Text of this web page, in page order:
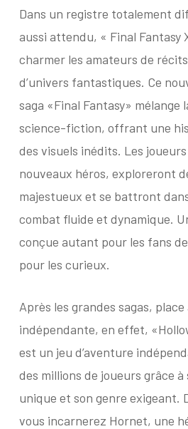
Dans un registre totalement
aussi attendu, « Final Fantasy
charmer les amateurs de
d’univers fantastiques. Ce
saga «Final Fantasy» mélange
science-fiction, offrant une
des visuels inédits. Les
nouveaux héros, exploreront
majestueux et se battront
combat fluide et dynamique.
conçue autant pour les fans
pour les curieux.
Après les grandes sagas,
indépendante, en effet,
est un jeu d’aventure
des millions de joueurs grâce
unique et son genre exigeant.
vous incarnerez Hornet, une